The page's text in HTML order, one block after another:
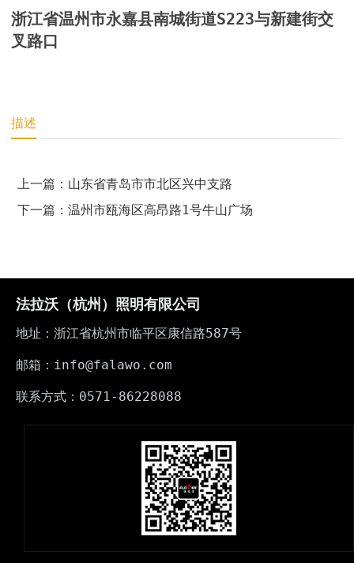
浙江省温州市永嘉县南城街道S223与新建街交
叉路口
描述
上一篇：山东省青岛市市北区兴中支路
下一篇：温州市瓯海区高昂路1号牛山广场
法拉沃（杭州）照明有限公司
地址：浙江省杭州市临平区康信路587号
邮箱：info@falawo.com
联系方式：0571-86228088